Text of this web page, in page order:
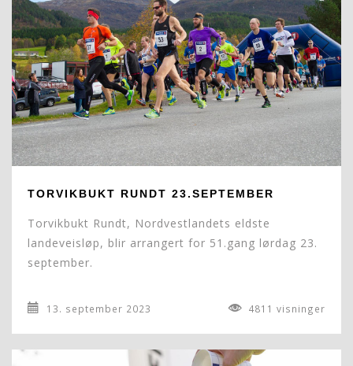
TORVIKBUKT RUNDT 23.SEPTEMBER
Torvikbukt Rundt, Nordvestlandets eldste
landeveisløp, blir arrangert for 51.gang lørdag 23.
september.
13. september 2023 4811 visninger